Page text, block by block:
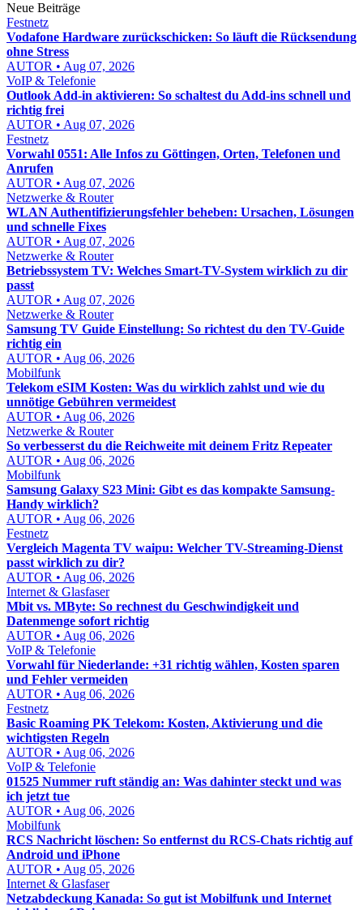
Neue Beiträge
Festnetz
Vodafone Hardware zurückschicken: So läuft die Rücksendung
ohne Stress
AUTOR • Aug 07, 2026
VoIP & Telefonie
Outlook Add-in aktivieren: So schaltest du Add-ins schnell und
richtig frei
AUTOR • Aug 07, 2026
Festnetz
Vorwahl 0551: Alle Infos zu Göttingen, Orten, Telefonen und
Anrufen
AUTOR • Aug 07, 2026
Netzwerke & Router
WLAN Authentifizierungsfehler beheben: Ursachen, Lösungen
und schnelle Fixes
AUTOR • Aug 07, 2026
Netzwerke & Router
Betriebssystem TV: Welches Smart-TV-System wirklich zu dir
passt
AUTOR • Aug 07, 2026
Netzwerke & Router
Samsung TV Guide Einstellung: So richtest du den TV-Guide
richtig ein
AUTOR • Aug 06, 2026
Mobilfunk
Telekom eSIM Kosten: Was du wirklich zahlst und wie du
unnötige Gebühren vermeidest
AUTOR • Aug 06, 2026
Netzwerke & Router
So verbesserst du die Reichweite mit deinem Fritz Repeater
AUTOR • Aug 06, 2026
Mobilfunk
Samsung Galaxy S23 Mini: Gibt es das kompakte Samsung-
Handy wirklich?
AUTOR • Aug 06, 2026
Festnetz
Vergleich Magenta TV waipu: Welcher TV-Streaming-Dienst
passt wirklich zu dir?
AUTOR • Aug 06, 2026
Internet & Glasfaser
Mbit vs. MByte: So rechnest du Geschwindigkeit und
Datenmenge sofort richtig
AUTOR • Aug 06, 2026
VoIP & Telefonie
Vorwahl für Niederlande: +31 richtig wählen, Kosten sparen
und Fehler vermeiden
AUTOR • Aug 06, 2026
Festnetz
Basic Roaming PK Telekom: Kosten, Aktivierung und die
wichtigsten Regeln
AUTOR • Aug 06, 2026
VoIP & Telefonie
01525 Nummer ruft ständig an: Was dahinter steckt und was
ich jetzt tue
AUTOR • Aug 06, 2026
Mobilfunk
RCS Nachricht löschen: So entfernst du RCS-Chats richtig auf
Android und iPhone
AUTOR • Aug 05, 2026
Internet & Glasfaser
Netzabdeckung Kanada: So gut ist Mobilfunk und Internet